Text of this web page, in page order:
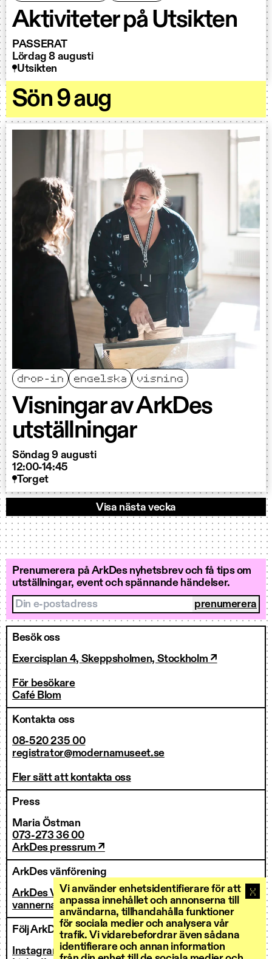
Vi använder enhetsidentifierare för att
anpassa innehållet och annonserna till
användarna, tillhandahålla funktioner
för sociala medier och analysera vår
trafik. Vi vidarebefordrar även sådana
identifierare och annan information
Aktiviteter på Utsikten
PASSERAT
Lördag 8 augusti
Utsikten
Sön 9 aug
drop-in engelska visning
Visningar av ArkDes
utställningar
Söndag 9 augusti
12:00-14:45
Torget
Visa nästa vecka
Prenumerera på ArkDes nyhetsbrev och få tips om
utställningar, event och spännande händelser.
Din e-postadress
Besök oss
Exercisplan 4, Skeppsholmen, Stockholm ↗
För besökare
Café Blom
Kontakta oss
08-520 235 00
registrator@modernamuseet.se
Fler sätt att kontakta oss
Press
Maria Östman
073-273 36 00
ArkDes pressrum ↗
ArkDes vänförening
ArkDes Vänner
vannerna@arkdes.se
Följ ArkDes
Instagram ↗